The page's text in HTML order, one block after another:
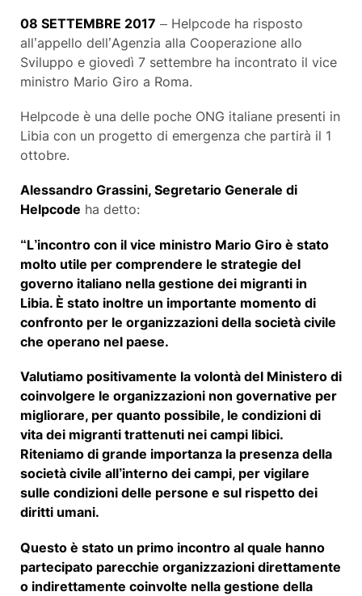
08 SETTEMBRE 2017 – Helpcode ha risposto
all’appello dell’Agenzia alla Cooperazione allo
Sviluppo e giovedì 7 settembre ha incontrato il vice
ministro Mario Giro a Roma.
Helpcode è una delle poche ONG italiane presenti in
Libia con un progetto di emergenza che partirà il 1
ottobre.
Alessandro Grassini, Segretario Generale di
Helpcode ha detto:
“L’incontro con il vice ministro Mario Giro è stato
molto utile per comprendere le strategie del
governo italiano nella gestione dei migranti in
Libia. È stato inoltre un importante momento di
confronto per le organizzazioni della società civile
che operano nel paese.
Valutiamo positivamente la volontà del Ministero di
coinvolgere le organizzazioni non governative per
migliorare, per quanto possibile, le condizioni di
vita dei migranti trattenuti nei campi libici.
Riteniamo di grande importanza la presenza della
società civile all’interno dei campi, per vigilare
sulle condizioni delle persone e sul rispetto dei
diritti umani.
Questo è stato un primo incontro al quale hanno
partecipato parecchie organizzazioni direttamente
o indirettamente coinvolte nella gestione della